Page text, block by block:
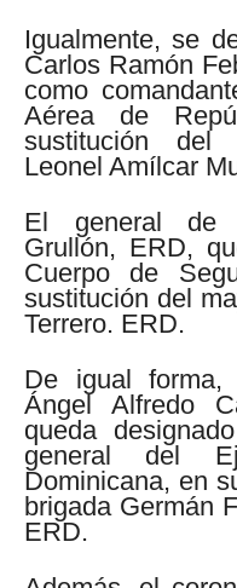
Igualmente, se
Carlos Ramón
como
Aérea de
sustitución del
Leonel Amílcar
El general de
Grullón, ERD,
Cuerpo de
sustitución del
Terrero. ERD.
De igual
Ángel Alfredo
queda
general del
Dominicana, en
brigada Germán
ERD.